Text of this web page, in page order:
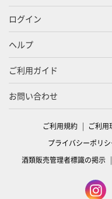
ログイン
ヘルプ
ご利用ガイド
お問い合わせ
ご利用規約 ご利用
プライバシーポリシ
酒類販売管理者標識の掲示